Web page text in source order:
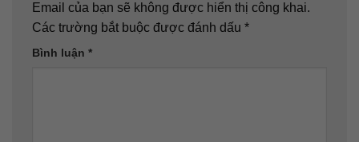
Email của bạn sẽ không được hiển thị công khai.
Các trường bắt buộc được đánh dấu *
Bình luận *